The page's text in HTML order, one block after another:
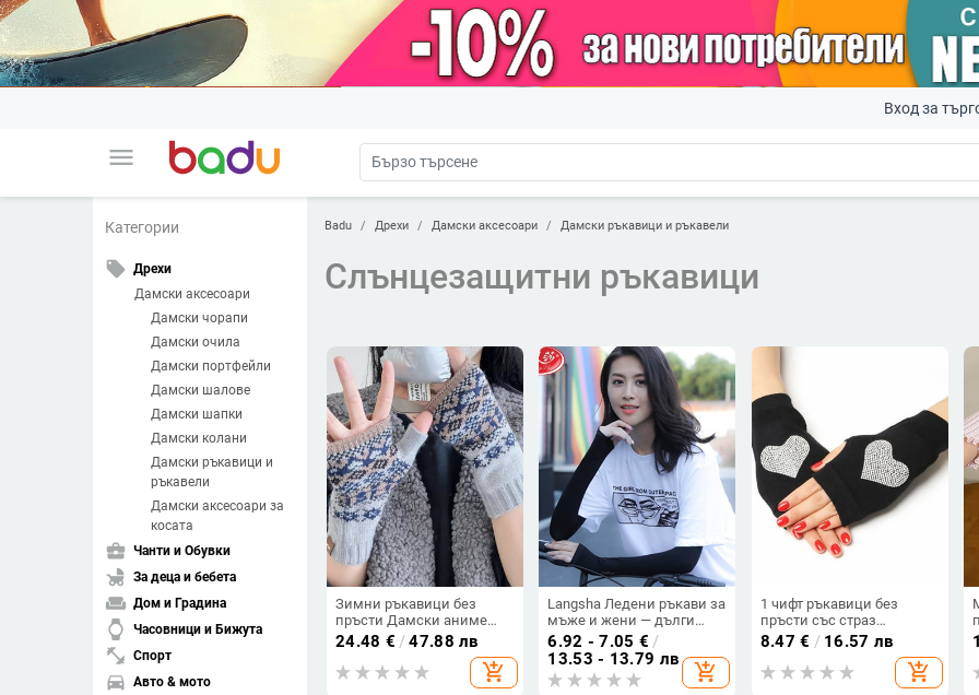
menu
Вход за
Категории
local_offer Дрехи
Дамски аксесоари
Дамски чорапи
Дамски очила
Дамски портфейли
Дамски шалове
Дамски шапки
Дамски колани
Дамски ръкавици и
ръкавели
Дамски аксесоари за
косата
business_center Чанти и Обувки
child_friendly За деца и бебета
weekend Дом и Градина
watch Часовници и Бижута
fitness_center Спорт
directions_car Авто & мото
Badu Дрехи Дамски аксесоари Дамски ръкавици и ръкавели
Слънцезащитни ръкавици
Зимни ръкавици без
пръсти Дамски аниме
ръкавици Дамски ретро
плетени ръкавици
Ръкавици Зимни
нагреватели Ръкави за
24.48 € /47.88 лв
add_shopping_cart
Langsha Ледени ръкави за
мъже и жени — дълги
ръкави за слънцезащита
при спорт на открито,
тичане и колоездене,
прохладни и дишащи
6.92 - 7.05 € /
13.53 - 13.79 лв
add_shopping_cart
1 чифт ръкавици без
пръсти със страз
Симпатични
анимационни животни
Модел Жени Мъже Черни
плетени половин пръст
8.47 € / 16.57 лв
add_shopping_cart